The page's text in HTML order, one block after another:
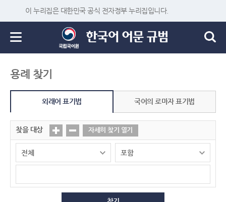
이 누리집은 대한민국 공식 전자정부 누리집입니다.
용례 찾기
외래어 표기법 국어의 로마자 표기법
찾을 대상 자세히 찾기 열기